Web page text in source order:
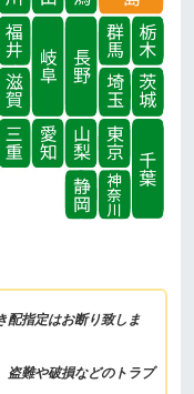
配指定はお断り致しま
盗難や破損などのトラブ